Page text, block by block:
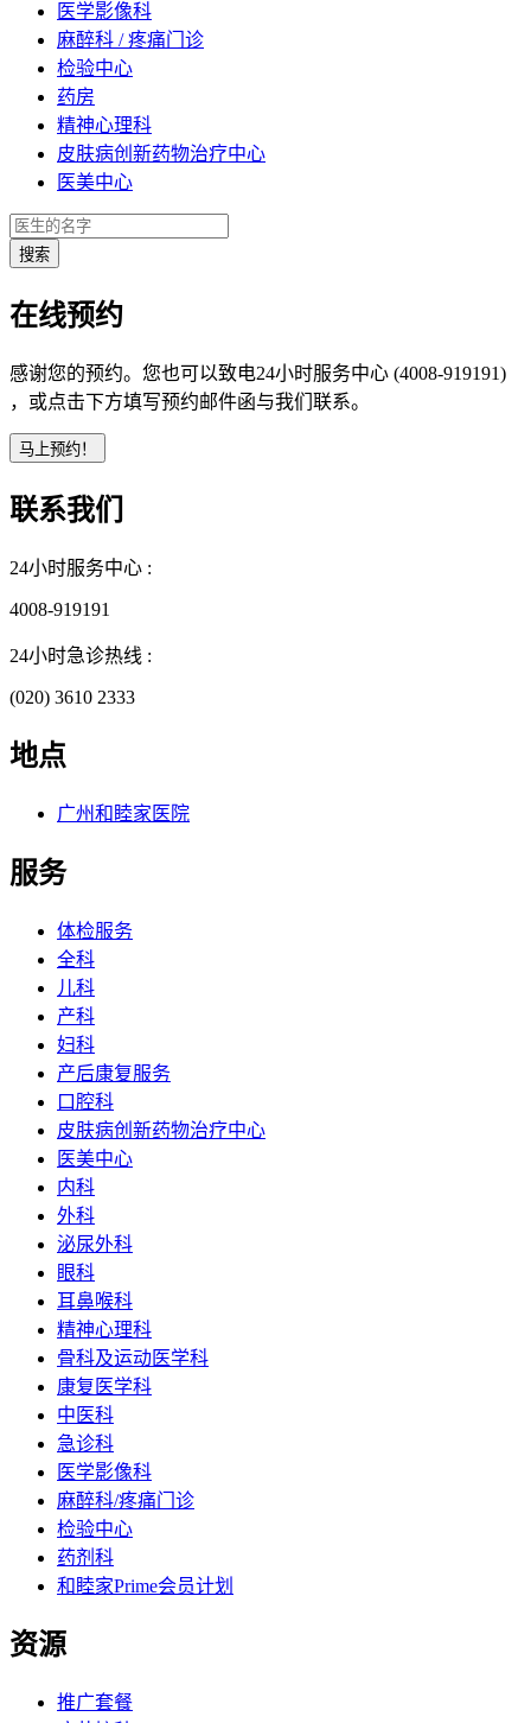
医学影像科
麻醉科 / 疼痛门诊
检验中心
药房
精神心理科
皮肤病创新药物治疗中心
医美中心
在线预约
感谢您的预约。您也可以致电24小时服务中心 (4008-919191)
，或点击下方填写预约邮件函与我们联系。
联系我们
24小时服务中心 :
4008-919191
24小时急诊热线 :
(020) 3610 2333
地点
广州和睦家医院
服务
体检服务
全科
儿科
产科
妇科
产后康复服务
口腔科
皮肤病创新药物治疗中心
医美中心
内科
外科
泌尿外科
眼科
耳鼻喉科
精神心理科
骨科及运动医学科
康复医学科
中医科
急诊科
医学影像科
麻醉科/疼痛门诊
检验中心
药剂科
和睦家Prime会员计划
资源
推广套餐